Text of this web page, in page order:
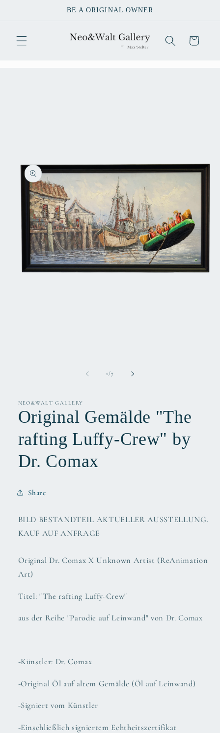
BE A ORIGINAL OWNER
Warenkorb
1 /von
7
NEO&WALT GALLERY
Original Gemälde "The
rafting Luffy-Crew" by
Dr. Comax
Share
BILD BESTANDTEIL AKTUELLER AUSSTELLUNG.
KAUF AUF ANFRAGE
Original Dr. Comax X Unknown Artist (ReAnimation
Art)
Titel: "The rafting Luffy-Crew"
aus der Reihe "Parodie auf Leinwand" von Dr. Comax
-Künstler: Dr. Comax
-Original Öl auf altem Gemälde (Öl auf Leinwand)
-Signiert vom Künstler
-Einschließlich signiertem Echtheitszertifikat